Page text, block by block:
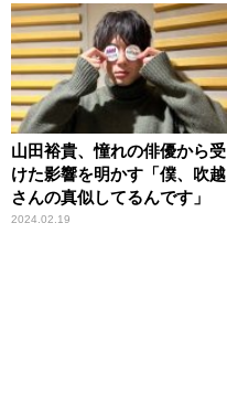
山田裕貴、憧れの俳優から受
けた影響を明かす「僕、吹越
さんの真似してるんです」
2024.02.19